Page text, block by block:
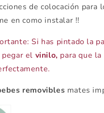
de colocación para
en como instalar !!
Si has pintado la
el vinilo, para que
removibles mates